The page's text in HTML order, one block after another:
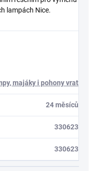
lampách Nice.
majáky i pohony vrat
24 měsíců
330623
330623